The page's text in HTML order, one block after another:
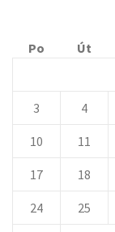
Po
Út
3 4
10 11
17 18
24 25